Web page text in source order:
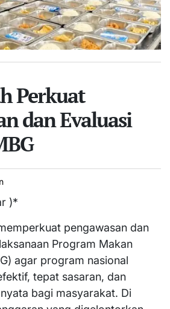
Perkuat
dan Evaluasi
)*
pengawasan dan
Program Makan
agar program nasional
tepat sasaran, dan
bagi masyarakat. Di